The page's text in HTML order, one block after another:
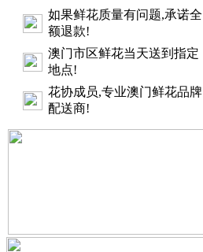
如果鲜花质量有问题,承诺全
额退款!
澳门市区鲜花当天送到指定
地点!
花协成员,专业澳门鲜花品牌
配送商!